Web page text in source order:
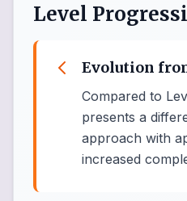
Level
Evolution
Compared to
presents a
approach with
increased